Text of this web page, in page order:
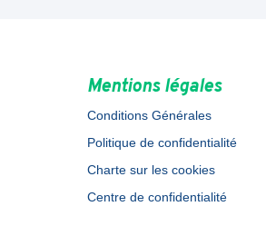
Mentions légales
Conditions Générales
Politique de confidentialité
Charte sur les cookies
Centre de confidentialité